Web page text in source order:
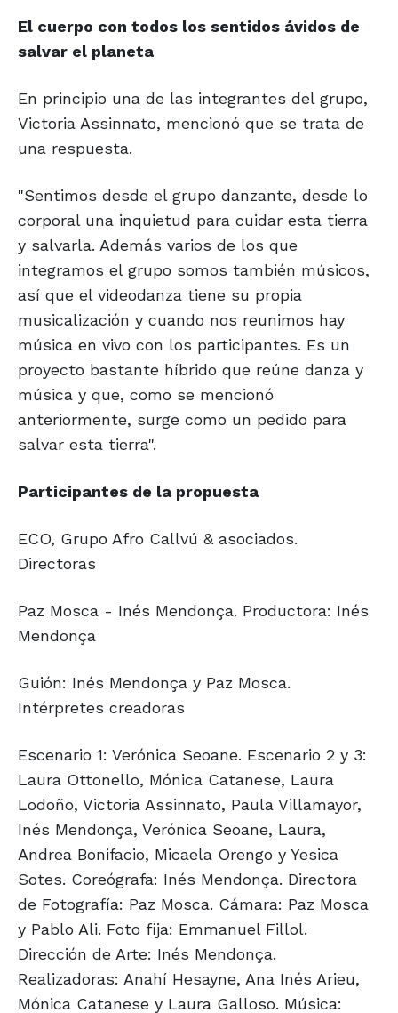
El cuerpo con todos los sentidos ávidos de
salvar el planeta
En principio una de las integrantes del grupo,
Victoria Assinnato, mencionó que se trata de
una respuesta.
"Sentimos desde el grupo danzante, desde lo
corporal una inquietud para cuidar esta tierra
y salvarla. Además varios de los que
integramos el grupo somos también músicos,
así que el videodanza tiene su propia
musicalización y cuando nos reunimos hay
música en vivo con los participantes. Es un
proyecto bastante híbrido que reúne danza y
música y que, como se mencionó
anteriormente, surge como un pedido para
salvar esta tierra".
Participantes de la propuesta
ECO, Grupo Afro Callvú & asociados.
Directoras
Paz Mosca - Inés Mendonça. Productora: Inés
Mendonça
Guión: Inés Mendonça y Paz Mosca.
Intérpretes creadoras
Escenario 1: Verónica Seoane. Escenario 2 y 3:
Laura Ottonello, Mónica Catanese, Laura
Lodoño, Victoria Assinnato, Paula Villamayor,
Inés Mendonça, Verónica Seoane, Laura,
Andrea Bonifacio, Micaela Orengo y Yesica
Sotes. Coreógrafa: Inés Mendonça. Directora
de Fotografía: Paz Mosca. Cámara: Paz Mosca
y Pablo Ali. Foto fija: Emmanuel Fillol.
Dirección de Arte: Inés Mendonça.
Realizadoras: Anahí Hesayne, Ana Inés Arieu,
Mónica Catanese y Laura Galloso. Música: